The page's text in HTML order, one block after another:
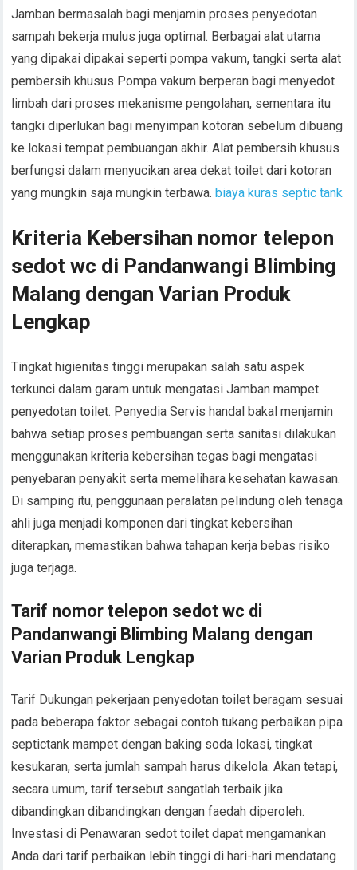
Jamban bermasalah bagi menjamin proses penyedotan
sampah bekerja mulus juga optimal. Berbagai alat utama
yang dipakai dipakai seperti pompa vakum, tangki serta alat
pembersih khusus Pompa vakum berperan bagi menyedot
limbah dari proses mekanisme pengolahan, sementara itu
tangki diperlukan bagi menyimpan kotoran sebelum dibuang
ke lokasi tempat pembuangan akhir. Alat pembersih khusus
berfungsi dalam menyucikan area dekat toilet dari kotoran
yang mungkin saja mungkin terbawa.biaya kuras septic tank
Kriteria Kebersihan nomor telepon
sedot wc di Pandanwangi Blimbing
Malang dengan Varian Produk
Lengkap
Tingkat higienitas tinggi merupakan salah satu aspek
terkunci dalam garam untuk mengatasi Jamban mampet
penyedotan toilet. Penyedia Servis handal bakal menjamin
bahwa setiap proses pembuangan serta sanitasi dilakukan
menggunakan kriteria kebersihan tegas bagi mengatasi
penyebaran penyakit serta memelihara kesehatan kawasan.
Di samping itu, penggunaan peralatan pelindung oleh tenaga
ahli juga menjadi komponen dari tingkat kebersihan
diterapkan, memastikan bahwa tahapan kerja bebas risiko
juga terjaga.
Tarif nomor telepon sedot wc di
Pandanwangi Blimbing Malang dengan
Varian Produk Lengkap
Tarif Dukungan pekerjaan penyedotan toilet beragam sesuai
pada beberapa faktor sebagai contoh tukang perbaikan pipa
septictank mampet dengan baking soda lokasi, tingkat
kesukaran, serta jumlah sampah harus dikelola. Akan tetapi,
secara umum, tarif tersebut sangatlah terbaik jika
dibandingkan dibandingkan dengan faedah diperoleh.
Investasi di Penawaran sedot toilet dapat mengamankan
Anda dari tarif perbaikan lebih tinggi di hari-hari mendatang